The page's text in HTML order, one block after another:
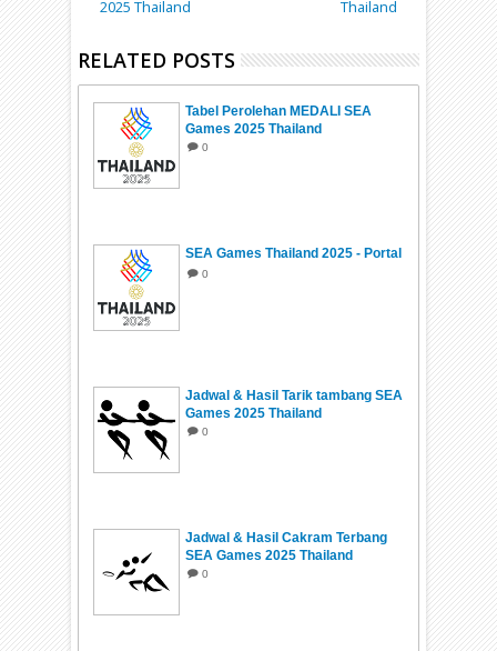
2025 Thailand
Thailand
RELATED POSTS
Tabel Perolehan MEDALI SEA
Games 2025 Thailand
0
SEA Games Thailand 2025 - Portal
0
Jadwal & Hasil Tarik tambang SEA
Games 2025 Thailand
0
Jadwal & Hasil Cakram Terbang
SEA Games 2025 Thailand
0